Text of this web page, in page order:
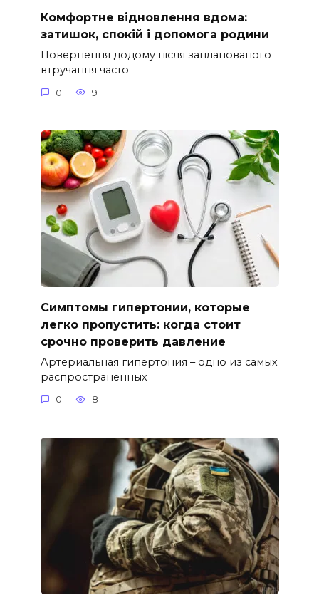
Комфортне відновлення вдома:
затишок, спокій і допомога родини
Повернення додому після запланованого
втручання часто
0 9
Симптомы гипертонии, которые
легко пропустить: когда стоит
срочно проверить давление
Артериальная гипертония – одно из самых
распространенных
0 8